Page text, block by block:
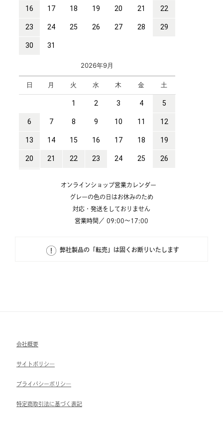
オンラインショップ営業カレンダー
グレーの色の日はお休みのため
対応・発送をしておりません
営業時間／ 09:00～17:00
弊社製品の「転売」は固くお断りいたします
会社概要
サイトポリシ―
ブライパシーポリシ―
特定商取引法に基づく表記